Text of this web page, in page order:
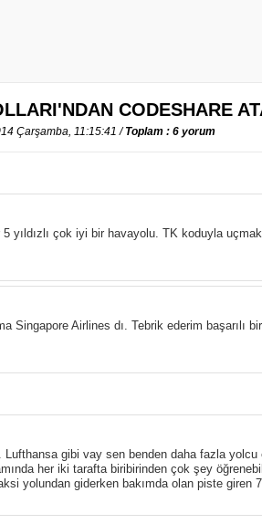
CODESHARE
Çarşamba, 11:15:41 /Toplam : 6 yorum
yıldızlı çok iyi bir havayolu. TK koduyla
Singapore Airlines dı. Tebrik ederim başarılı
gibi vay sen benden daha fazla yolcu
her iki tarafta biribirinden çok şey
yolundan giderken bakımda olan piste giren